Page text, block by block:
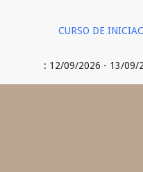
CURSO DE
: 12/09/2026 - 13/09/